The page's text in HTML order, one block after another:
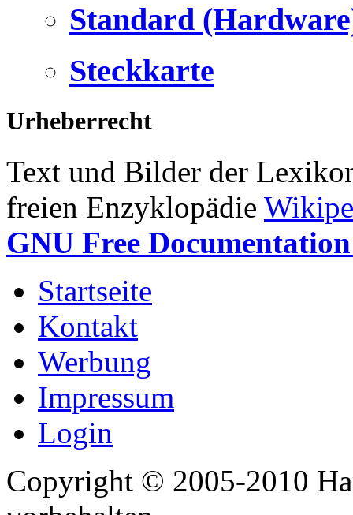
Standard
Steckkarte
Urheberrecht
Text und Bilder der
freien Enzyklopädie
GNU Free
Startseite
Kontakt
Werbung
Impressum
Login
Copyright © 2005-2010